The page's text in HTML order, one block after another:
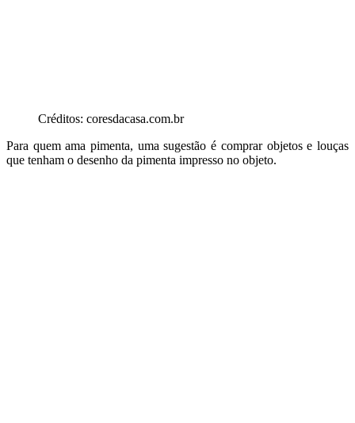
Créditos: coresdacasa.com.br
Para quem ama pimenta, uma sugestão é comprar objetos e louças
que tenham o desenho da pimenta impresso no objeto.